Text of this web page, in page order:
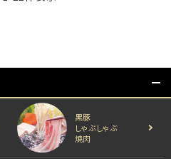
黒豚
しゃぶしゃぶ
焼肉